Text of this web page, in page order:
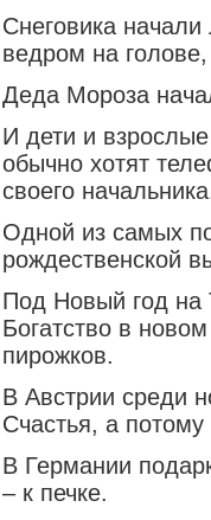
Снеговика
ведром на
Деда Мороза
И дети и
обычно хотят
своего
Одной из самых
рождественской
Под Новый год на
Богатство в
пирожков.
В Австрии среди
Счастья, а
В Германии
– к печке.